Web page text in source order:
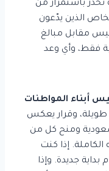
تحذر باستمرار من
الذين يدّعون
مقابل مبالغ
فقط، وأي وعد
أبناء المواطنات
وقرار يعكس
ومنح كل من
إذا كنت
جديدة. وإذا